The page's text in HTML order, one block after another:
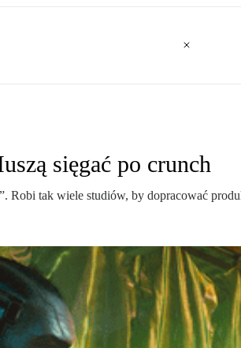
sięgać po crunch
Robi tak wiele studiów, by dopracować